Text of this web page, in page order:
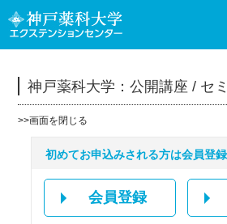
神戸薬科大学：公開講座 / セ
>>画面を閉じる
初めてお申込みされる方は会員登録
会員登録